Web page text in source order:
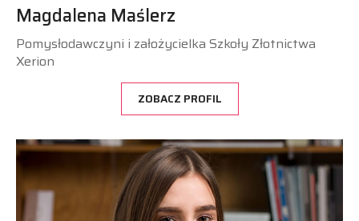
Magdalena Maślerz
Pomysłodawczyni i założycielka Szkoły Złotnictwa
Xerion
ZOBACZ PROFIL